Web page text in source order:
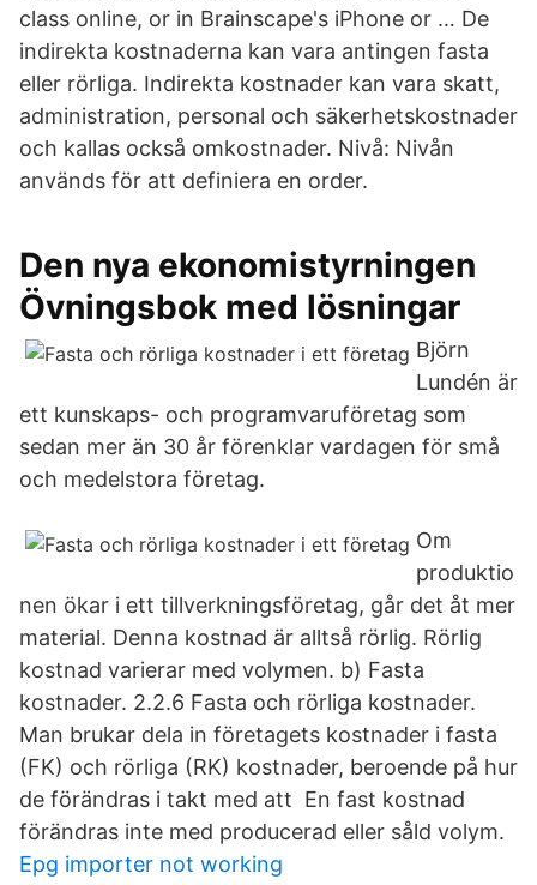
class online, or in Brainscape's iPhone or … De
indirekta kostnaderna kan vara antingen fasta
eller rörliga. Indirekta kostnader kan vara skatt,
administration, personal och säkerhetskostnader
och kallas också omkostnader. Nivå: Nivån
används för att definiera en order.
Den nya ekonomistyrningen
Övningsbok med lösningar
Björn
Lundén är
ett kunskaps- och programvaruföretag som
sedan mer än 30 år förenklar vardagen för små
och medelstora företag.
Om
produktio
nen ökar i ett tillverkningsföretag, går det åt mer
material. Denna kostnad är alltså rörlig. Rörlig
kostnad varierar med volymen. b) Fasta
kostnader. 2.2.6 Fasta och rörliga kostnader.
Man brukar dela in företagets kostnader i fasta
(FK) och rörliga (RK) kostnader, beroende på hur
de förändras i takt med att En fast kostnad
förändras inte med producerad eller såld volym.
Epg importer not working